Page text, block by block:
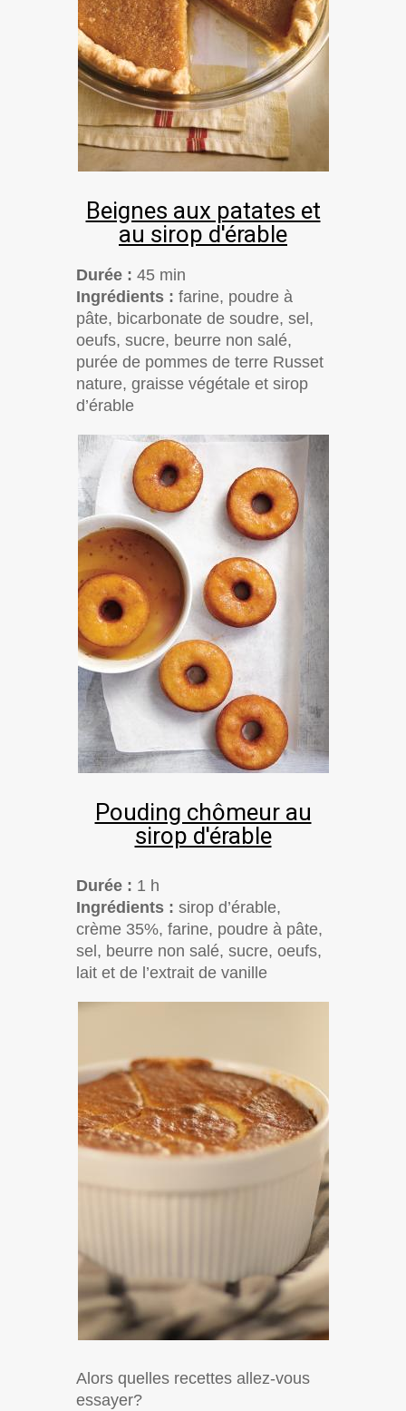
Beignes aux patates et
au sirop d'érable
Durée : 45 min
Ingrédients : farine, poudre à
pâte, bicarbonate de soudre, sel,
oeufs, sucre, beurre non salé,
purée de pommes de terre Russet
nature, graisse végétale et sirop
d’érable
Pouding chômeur au
sirop d'érable
Durée : 1 h
Ingrédients : sirop d’érable,
crème 35%, farine, poudre à pâte,
sel, beurre non salé, sucre, oeufs,
lait et de l’extrait de vanille
Alors quelles recettes allez-vous
essayer?